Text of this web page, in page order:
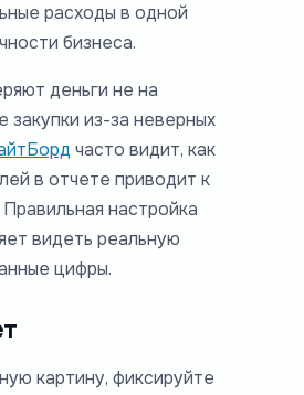
расходы в одной
бизнеса.
деньги не на
закупки из-за неверных
часто видит, как
в отчете приводит к
настройка
видеть реальную
цифры.
картину, фиксируйте